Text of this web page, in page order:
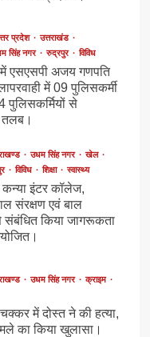
प्रदेश
उत्तराखंड
सिंह नगर रुद्रपुर विविध
एसएसपी अजय गणपति
में 09 पुलिसकर्मी
पुलिसकर्मियों से
तलब।
उधम सिंह नगर
खेल
विविध शिक्षा स्वास्थ्य
कन्या इंटर कॉलेज,
संरक्षण एवं बाल
संबंधित किया जागरूकता
उधम सिंह नगर
क्राइम
में दोस्त ने की हत्या,
का किया खुलासा।